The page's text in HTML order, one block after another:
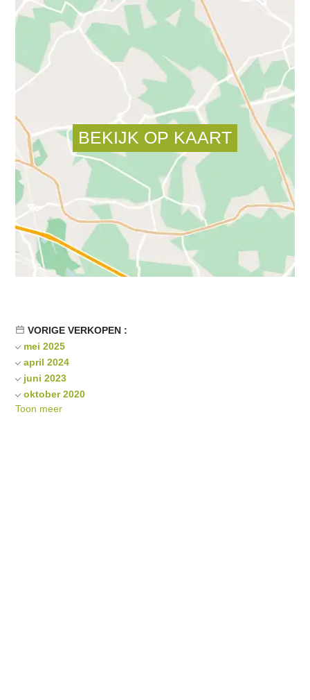
VORIGE VERKOPEN :
mei 2025
april 2024
juni 2023
oktober 2020
mei 2019
Toon meer